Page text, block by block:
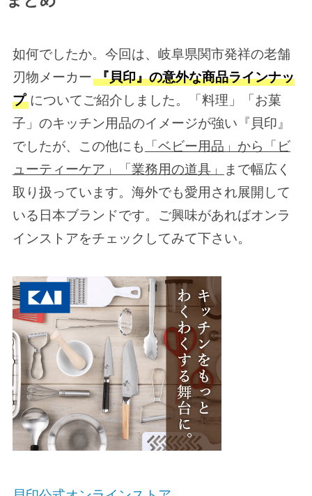
如何でしたか。今回は、岐阜県関市発祥の老舗
刃物メーカー 『貝印』の意外な商品ラインナッ
プ についてご紹介しました。「料理」「お菓
子」のキッチン用品のイメージが強い『貝印』
でしたが、この他にも
「ベビー用品」から「ビ
ューティーケア」「業務用の道具」
まで幅広く
取り扱っています。海外でも愛用され展開して
いる日本ブランドです。ご興味があればオンラ
インストアをチェックしてみて下さい。